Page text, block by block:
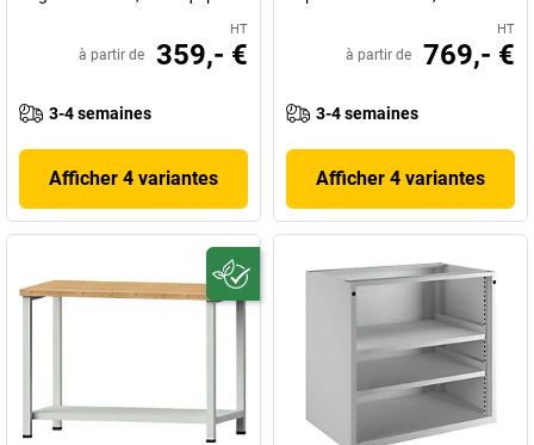
HT
à partir de 359,- €
3-4 semaines
Afficher 4 variantes
HT
à partir de 769,- €
3-4 semaines
Afficher 4 variantes